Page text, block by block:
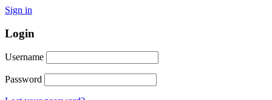
Sign in
Login
Username
Password